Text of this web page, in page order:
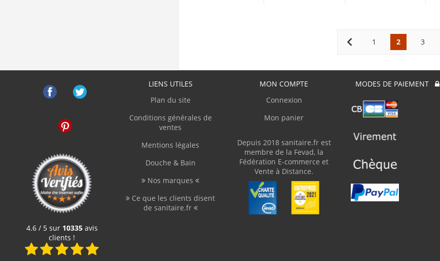
1
2 3
4.6 / 5 sur 10335avis
clients !
LIENS UTILES
Plan du site
Conditions générales de
ventes
Mentions légales
Douche & Bain
Nos marques
Ce que les clients disent
de sanitaire.fr
MON COMPTE
Connexion
Mon panier
Depuis 2018 sanitaire.fr est
membre de la Fevad, la
Fédération E-commerce et
Vente à Distance.
MODES DE PAIEMENT